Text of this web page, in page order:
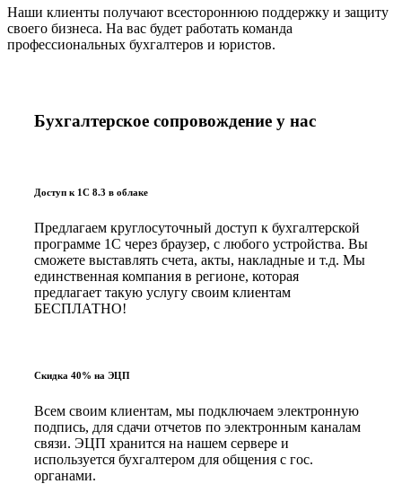
Наши клиенты получают всестороннюю поддержку и защиту
своего бизнеса. На вас будет работать команда
профессиональных бухгалтеров и юристов.
Бухгалтерское сопровождение у нас
Доступ к 1С 8.3 в облаке
Предлагаем круглосуточный доступ к бухгалтерской
программе 1С через браузер, с любого устройства. Вы
сможете выставлять счета, акты, накладные и т.д. Мы
единственная компания в регионе, которая
предлагает такую услугу своим клиентам
БЕСПЛАТНО!
Скидка 40% на ЭЦП
Всем своим клиентам, мы подключаем электронную
подпись, для сдачи отчетов по электронным каналам
связи. ЭЦП хранится на нашем сервере и
используется бухгалтером для общения с гос.
органами.